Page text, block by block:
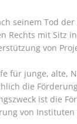
seinem Tod
mit Sitz
von
für junge, alte,
die
ist die
von